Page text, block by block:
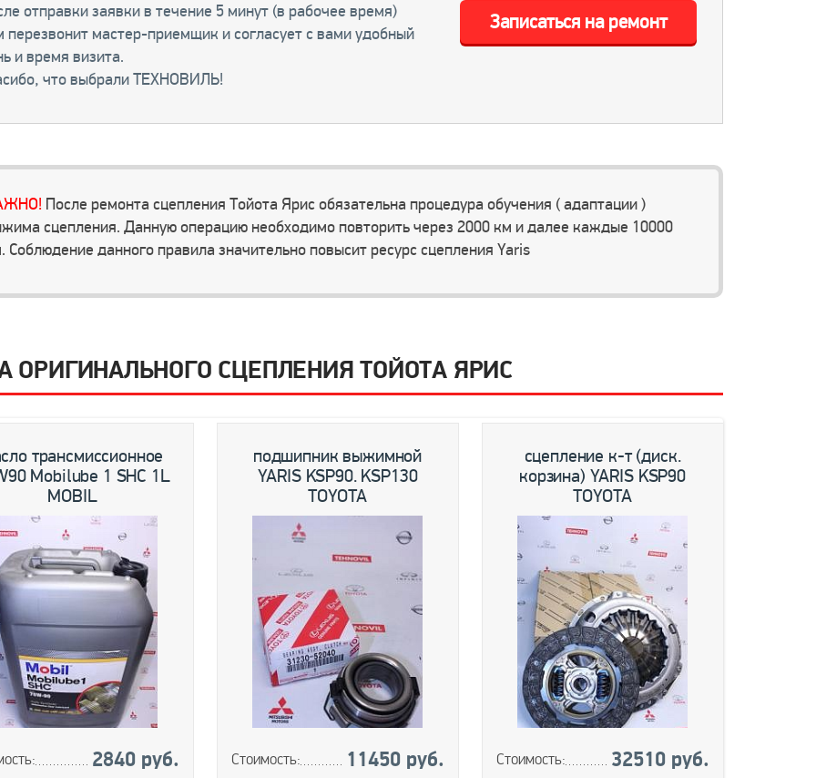
отправки заявки в течение 5 минут (в рабочее время)
перезвонит мастер-приемщик и согласует с вами удобный
и время визита.
что выбрали ТЕХНОВИЛЬ!
Записаться на ремонт
После ремонта сцепления Тойота Ярис обязательна процедура обучения ( адаптации )
сцепления. Данную операцию необходимо повторить через 2000 км и далее каждые 10000
Соблюдение данного правила значительно повысит ресурс сцепления Yaris
ОРИГИНАЛЬНОГО СЦЕПЛЕНИЯ ТОЙОТА ЯРИС
трансмиссионное
Mobilube 1 SHC 1L
MOBIL
2840 руб.
подшипник выжимной
YARIS KSP90. KSP130
TOYOTA
Стоимость: 11450 руб.
сцепление к-т (диск.
корзина) YARIS KSP90
TOYOTA
Стоимость: 32510 руб.